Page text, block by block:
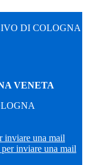
DI COLOGNA
VENETA
inviare una mail
inviare una mail